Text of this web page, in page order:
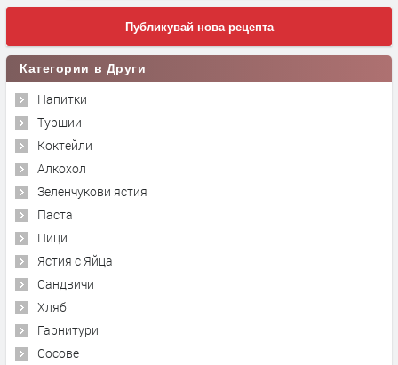
Публикувай нова рецепта
Категории в Други
Напитки
Туршии
Коктейли
Алкохол
Зеленчукови ястия
Паста
Пици
Ястия с Яйца
Сандвичи
Хляб
Гарнитури
Сосове